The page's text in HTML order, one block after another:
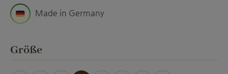
Made in Germany
Größeauswählen